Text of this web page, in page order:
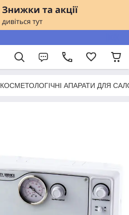
КОСМЕТОЛОГІЧНІ АПАРАТИ ДЛЯ